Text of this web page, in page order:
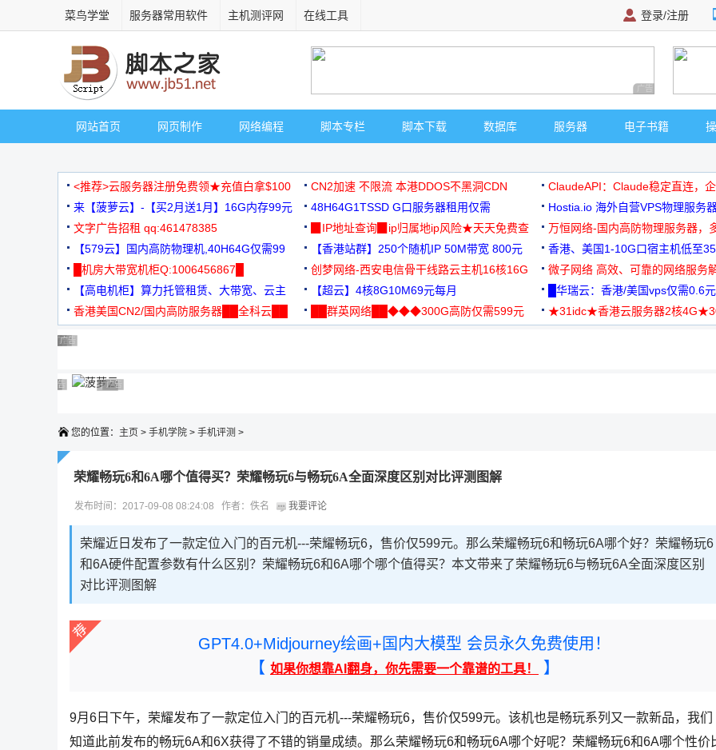
菜鸟学堂 服务器常用软件 主机测评网 在线工具 登录/注册
广告 商业广告，理
网站首页 网页制作 网络编程 脚本专栏 脚本下载 数据库 服务器 电子书籍
<推荐>云服务器注册免费领★充值白拿$100 CN2加速 不限流 本港DDOS不黑洞CDN
ClaudeAPI：Claude稳定直连，
来【菠萝云】-【买2月送1月】16G内存99元
48H64G1TSSD G口服务器租用仅需
3000+可免费测试
Hostia.io 海外自营VPS物理服务
文字广告招租 qq:461478385
▉IP地址查询▉ip归属地ip风险★天天免费查
万恒网络-国内高防物理服务器，
99元/月起
【579云】国内高防物理机,40H64G仅需99
元
【香港站群】250个随机IP 50M带宽 800元
香港、美国1-10G口宿主机低至
█机房大带宽机柜Q:1006456867█
创梦网络-西安电信骨干线路云主机16核16G
88元/月
微子网络 高效、可靠的网络服务
【高电机柜】算力托管租赁、大带宽、云主
机
【超云】4核8G10M69元每月
█华瑞云：香港/美国vps仅需0.6
香港美国CN2/国内高防服务器██全科云██
██群英网络██◆◆◆300G高防仅需599元
★31idc★香港云服务器2核
广告 商业广告，理性选择
广告 商业广告，理性选择
广告 商业广告，理性选择
广告 商业广告，理性选择
广告 商业广告，理性选择
广告 商业广告，理性选择
广告 商业广告，理性选择
广告 商业广告，理性选择广告 商业广告，理性选择
广告 商业广告，理性选择
您的位置： 主页 > 手机学院 > 手机评测 >
荣耀畅玩6和6A哪个值得买？荣耀畅玩6与畅玩6A全面深度区别对比评测图解
发布时间：2017-09-08 08:24:08 作者：佚名 我要评论
荣耀近日发布了一款定位入门的百元机---荣耀畅玩6，售价仅599元。那么荣耀畅玩6和畅玩6A哪个好？荣耀畅玩6
和6A硬件配置参数有什么区别？荣耀畅玩6和6A哪个哪个值得买？本文带来了荣耀畅玩6与畅玩6A全面深度区别
对比评测图解
GPT4.0+Midjourney绘画+国内大模型 会员永久免费使用！
【 如果你想靠AI翻身，你先需要一个靠谱的工具！ 】
9月6日下午，荣耀发布了一款定位入门的百元机---荣耀畅玩6，售价仅599元。该机也是畅玩系列又一款新品，我们
知道此前发布的畅玩6A和6X获得了不错的销量成绩。那么荣耀畅玩6和畅玩6A哪个好呢？荣耀畅玩6和6A哪个性价